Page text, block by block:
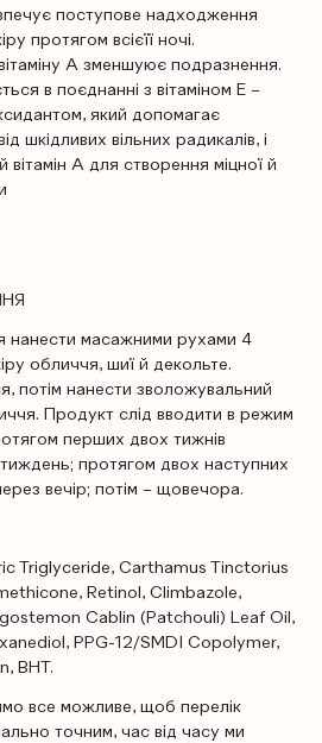
поступове надходження
протягом всієїї ночі.
А зменшуює подразнення.
в поєднанні з вітаміном Е –
який допомагає
шкідливих вільних радикалів, і
вітамін А для створення міцної й
нанести масажними рухами 4
обличчя, шиї й декольте.
потім нанести зволожувальний
Продукт слід вводити в режим
перших двох тижнів
тиждень; протягом двох наступних
вечір; потім – щовечора.
Triglyceride, Carthamus Tinctorius
Retinol, Climbazole,
Cablin (Patchouli) Leaf Oil,
PPG-12/SMDI Copolymer,
BHT.
все можливе, щоб перелік
точним, час від часу ми